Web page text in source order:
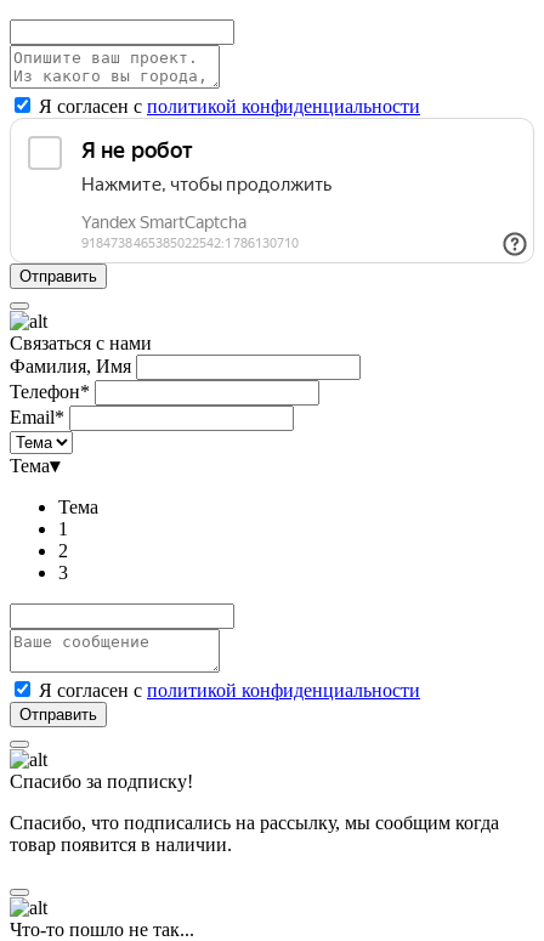
Я согласен с политикой конфиденциальности
Связаться с нами
Фамилия, Имя
Телефон*
Email*
Тема▾
Тема
1
2
3
Я согласен с политикой конфиденциальности
Спасибо за подписку!
Спасибо, что подписались на рассылку, мы сообщим когда
товар появится в наличии.
Что-то пошло не так...